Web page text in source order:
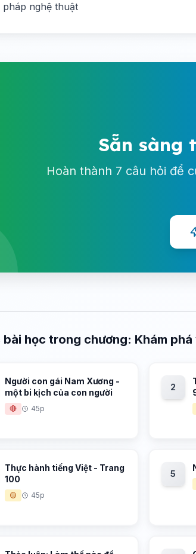
pháp nghệ thuật
Sẵn sàng
Hoàn thành 7 câu hỏi để
bài học trong chương: Khám
Người con gái Nam Xương -
một bi kịch của con người
🔴 45p
2
Thực hành tiếng Việt - Trang
100
🟡 45p
5